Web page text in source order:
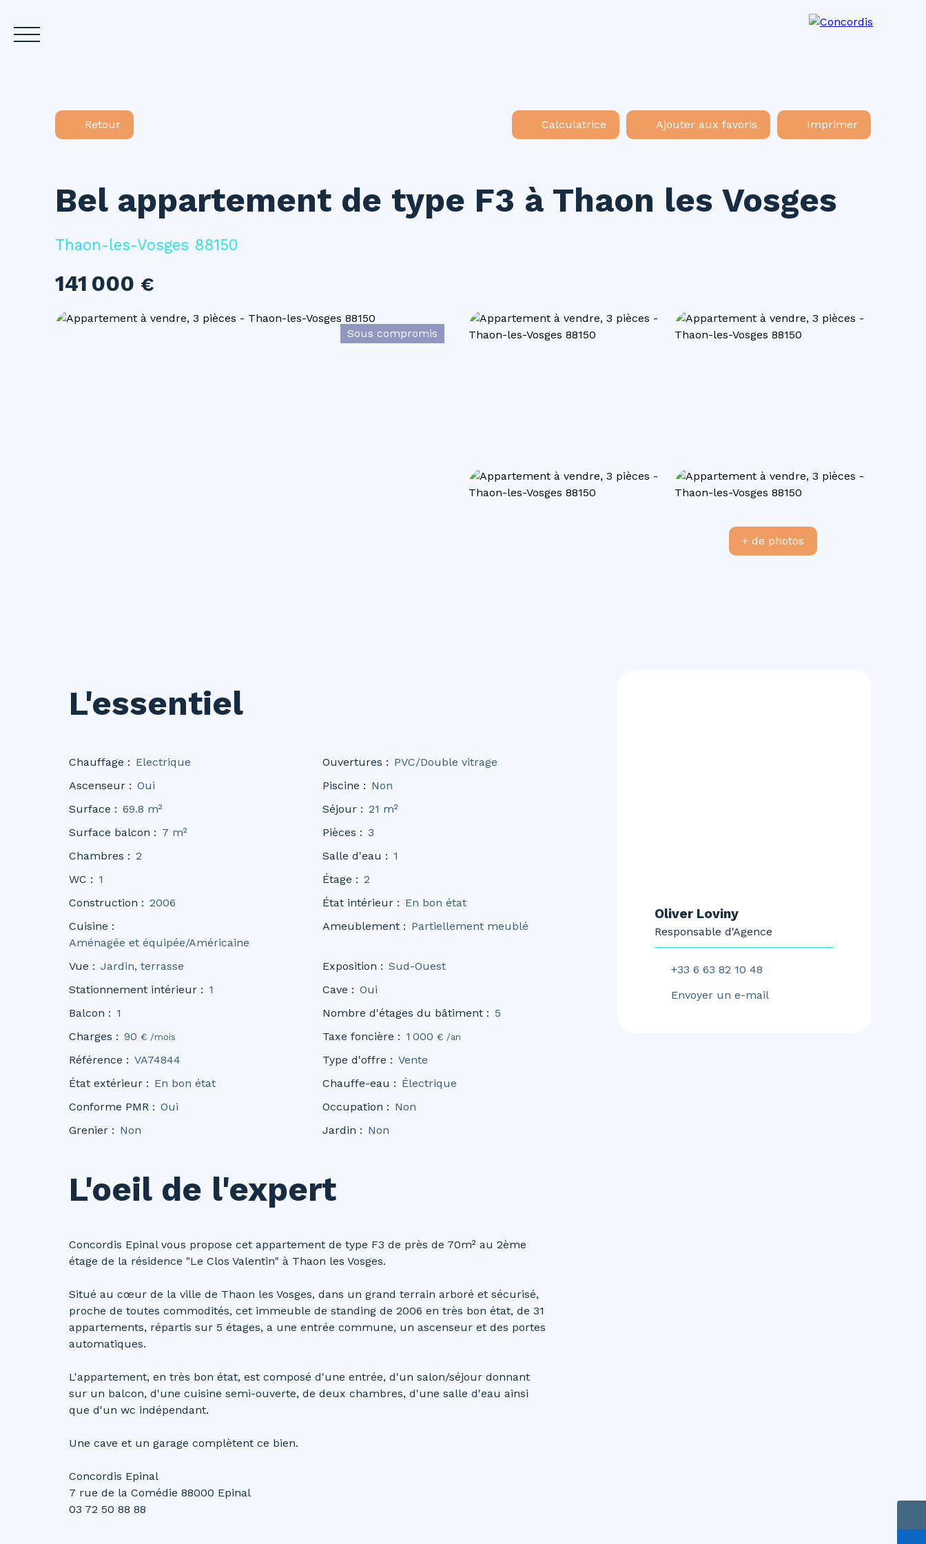
Retour Calculatrice Ajouter aux favoris Imprimer
Bel appartement de type F3 à Thaon les Vosges
Thaon-les-Vosges 88150
141 000 €
Sous compromis
+ de photos
L'essentiel
Chauffage : Electrique Ouvertures : PVC/Double vitrage
Ascenseur : Oui Piscine : Non
Surface : 69.8 m² Séjour : 21 m²
Surface balcon : 7 m² Pièces : 3
Chambres : 2 Salle d'eau : 1
WC : 1 Étage : 2
Construction : 2006 État intérieur : En bon état
Cuisine :
Aménagée et équipée/Américaine
Ameublement : Partiellement meublé
Vue : Jardin, terrasse Exposition : Sud-Ouest
Stationnement intérieur : 1 Cave : Oui
Balcon : 1 Nombre d'étages du bâtiment : 5
Charges : 90 € /mois Taxe foncière : 1 000 € /an
Référence : VA74844 Type d'offre : Vente
État extérieur : En bon état Chauffe-eau : Électrique
Conforme PMR : Oui Occupation : Non
Grenier : Non Jardin : Non
L'oeil de l'expert
Concordis Epinal vous propose cet appartement de type F3 de près de 70m² au 2ème
étage de la résidence "Le Clos Valentin" à Thaon les Vosges.
Situé au cœur de la ville de Thaon les Vosges, dans un grand terrain arboré et sécurisé,
proche de toutes commodités, cet immeuble de standing de 2006 en très bon état, de 31
appartements, répartis sur 5 étages, a une entrée commune, un ascenseur et des portes
automatiques.
L'appartement, en très bon état, est composé d'une entrée, d'un salon/séjour donnant
sur un balcon, d'une cuisine semi-ouverte, de deux chambres, d'une salle d'eau ainsi
que d'un wc indépendant.
Une cave et un garage complètent ce bien.
Concordis Epinal
7 rue de la Comédie 88000 Epinal
03 72 50 88 88
Oliver Loviny
Responsable d'Agence
+33 6 63 82 10 48
Envoyer un e-mail